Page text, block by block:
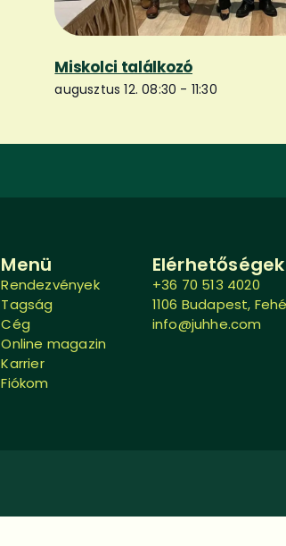
Miskolci találkozó
augusztus 12. 08:30 - 11:30
Menü
Rendezvények
Tagság
Cég
Online magazin
Karrier
Fiókom
Elérhetőségek
+36 70 513 4020
1106 Budapest,
info@juhhe.com